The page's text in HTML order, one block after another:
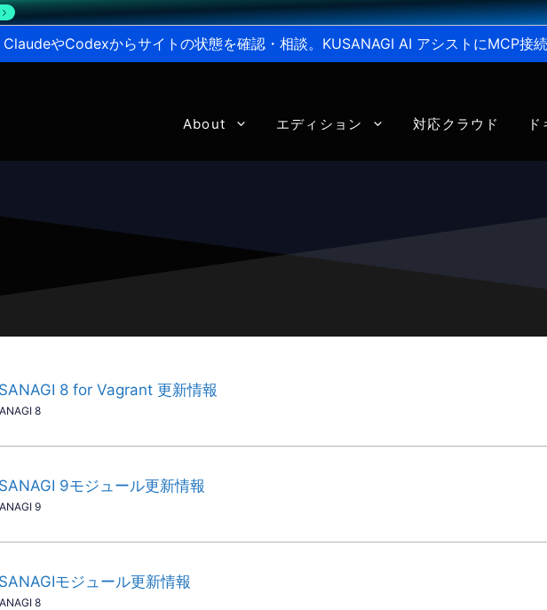
ClaudeやCodexからサイトの状態を確認・相談。KUSANAGI AI アシストにMCP接
About エディション 対応クラウド
8 for Vagrant 更新情報
8
9モジュール更新情報
9
モジュール更新情報
8